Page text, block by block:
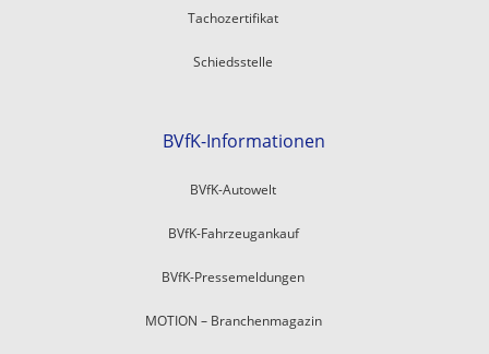
Tachozertifikat
Schiedsstelle
BVfK-Informationen
BVfK-Autowelt
BVfK-Fahrzeugankauf
BVfK-Pressemeldungen
MOTION – Branchenmagazin